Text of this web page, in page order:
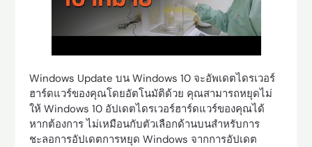
Windows Update บน Windows 10 จะอัพเดตไดรเวอร์
ฮาร์ดแวร์ของคุณโดยอัตโนมัติด้วย คุณสามารถหยุดไม่
ให้ Windows 10 อัปเดตไดรเวอร์ฮาร์ดแวร์ของคุณได้
หากต้องการ ไม่เหมือนกับตัวเลือกด้านบนสำหรับการ
ชะลอการอัปเดตการหยุด Windows จากการอัปเดต